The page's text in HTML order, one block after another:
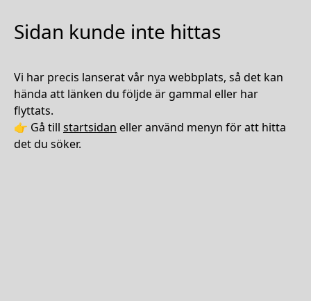
Sidan kunde inte hittas
Vi har precis lanserat vår nya webbplats, så det kan
hända att länken du följde är gammal eller har
flyttats.
👉 Gå till startsidan eller använd menyn för att hitta
det du söker.